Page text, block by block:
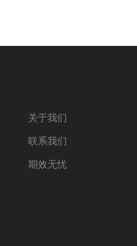
关于我们
联系我们
期效无忧